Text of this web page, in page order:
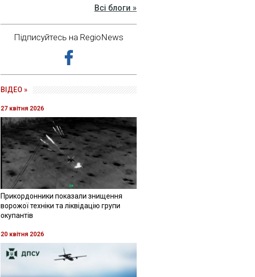
Всі блоги »
Підписуйтесь на RegioNews
ВІДЕО »
27 квітня 2026
Прикордонники показали знищення
ворожої техніки та ліквідацію групи
окупантів
20 квітня 2026